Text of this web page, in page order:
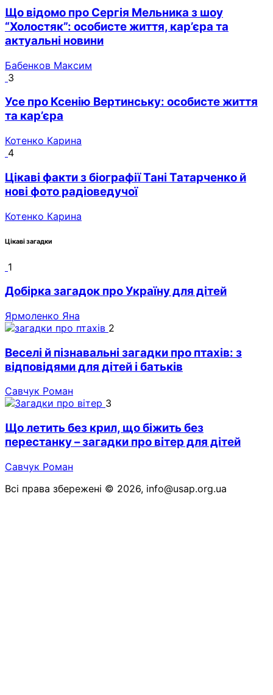
Що відомо про Сергія Мельника з шоу
“Холостяк”: особисте життя, кар’єра та
актуальні новини
Бабенков Максим
3
Усе про Ксенію Вертинську: особисте життя
та кар’єра
Котенко Карина
4
Цікаві факти з біографії Тані Татарченко й
нові фото радіоведучої
Котенко Карина
Цікаві загадки
1
Добірка загадок про Україну для дітей
Ярмоленко Яна
2
Веселі й пізнавальні загадки про птахів: з
відповідями для дітей і батьків
Савчук Роман
3
Що летить без крил, що біжить без
перестанку – загадки про вітер для дітей
Савчук Роман
Всі права збережені © 2026, info@usap.org.ua